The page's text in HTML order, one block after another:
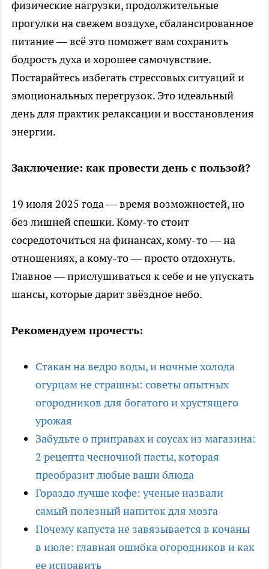
физические нагрузки, продолжительные
прогулки на свежем воздухе, сбалансированное
питание — всё это поможет вам сохранить
бодрость духа и хорошее самочувствие.
Постарайтесь избегать стрессовых ситуаций и
эмоциональных перегрузок. Это идеальный
день для практик релаксации и восстановления
энергии.
Заключение: как провести день с пользой?
19 июля 2025 года — время возможностей, но
без лишней спешки. Кому-то стоит
сосредоточиться на финансах, кому-то — на
отношениях, а кому-то — просто отдохнуть.
Главное — прислушиваться к себе и не упускать
шансы, которые дарит звёздное небо.
Рекомендуем прочесть:
Стакан на ведро воды, и ночные холода
огурцам не страшны: советы опытных
огородников для богатого и хрустящего
урожая
Забудьте о приправах и соусах из магазина:
2 рецепта чесночной пасты, которая
преобразит любые ваши блюда
Гораздо лучше кофе: ученые назвали
самый полезный напиток для мозга
Почему капуста не завязывается в кочаны
в июле: главная ошибка огородников и как
ее исправить